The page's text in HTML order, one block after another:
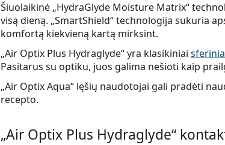
Šiuolaikinė „HydraGlyde Moisture Matrix“
visą dieną. „SmartShield“ technologija sukuria
komfortą kiekvieną kartą mirksint.
„Air Optix Plus Hydraglyde“ yra klasikiniai
Pasitarus su optiku, juos galima nešioti kaip
„Air Optix Aqua“ lęšių naudotojai gali pradėti
recepto.
„Air Optix Plus Hydraglyde“